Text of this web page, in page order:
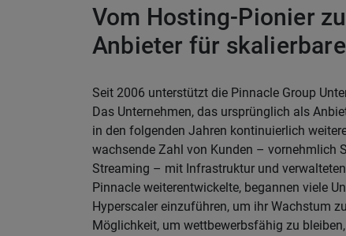
Vom Hosting-Pionier
Anbieter für
Seit 2006 unterstützt die Pinnacle Group
Das Unternehmen, das ursprünglich als
in den folgenden Jahren kontinuierlich
wachsende Zahl von Kunden – vornehmlich
Streaming – mit Infrastruktur und
Pinnacle weiterentwickelte, begannen viele
Hyperscaler einzuführen, um ihr Wachstum
Möglichkeit, um wettbewerbsfähig zu